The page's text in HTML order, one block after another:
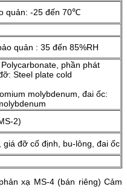
quản: -25 đến 70℃
quản : 35 đến 85%RH
phần phát
Steel plate cold
molybdenum, đai ốc:
2)
giá đỡ cố định, bu-lông, đai ốc
xạ MS-4 (bán riêng) Cảm